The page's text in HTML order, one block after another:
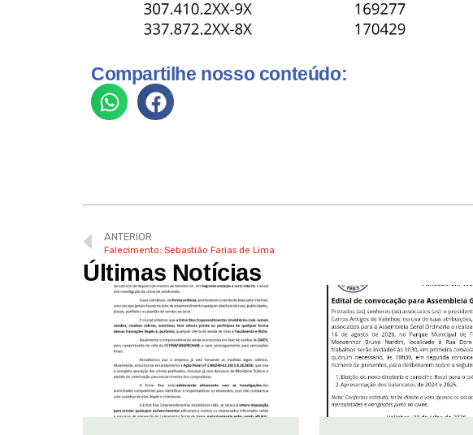
Compartilhe nosso conteúdo:
ANTERIOR
Falecimento: Sebastião Farias de Lima
Últimas Notícias